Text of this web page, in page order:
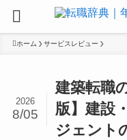
ホーム サービスレビュー
建築転職
版】建設
ジェント
2026
8/05